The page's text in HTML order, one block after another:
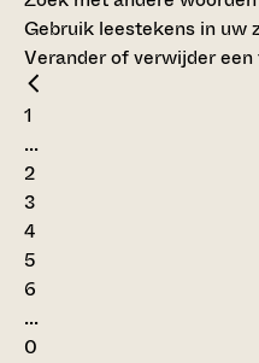
Gebruik leestekens in uw
Verander of verwijder
1
...
2
3
4
5
6
...
0